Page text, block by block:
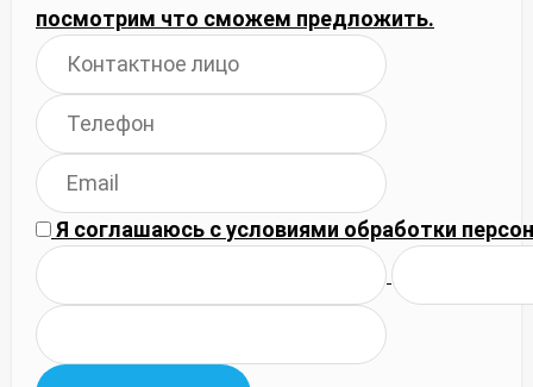
посмотрим что сможем предложить.
Я соглашаюсь сусловиями обработки